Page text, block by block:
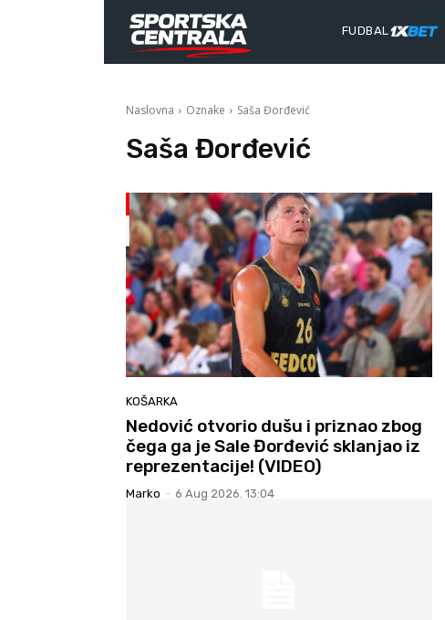
FUDBAL
Naslovna Oznake Saša Đorđević
Saša Đorđević
KOŠARKA
Nedović otvorio dušu i priznao zbog
čega ga je Sale Đorđević sklanjao iz
reprezentacije! (VIDEO)
Marko - 6 Aug 2026. 13:04